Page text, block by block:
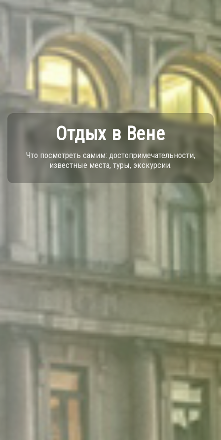
Отдых в Вене
Что посмотреть самим: достопримечательности,
известные места, туры, экскурсии.